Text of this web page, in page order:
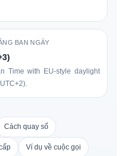
BAN NGÀY
Time with EU-style daylight
Cách quay số
Ví dụ về cuộc gọi